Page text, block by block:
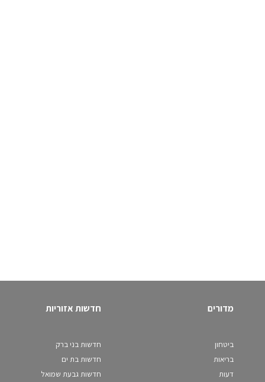
מדורים
ביטחון
בריאות
דעות
חדשות אזוריות
חדשות בני ברק
חדשות בת ים
חדשות גבעת שמואל